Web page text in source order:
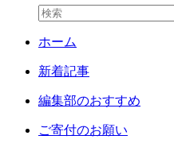
ホーム
新着記事
編集部のおすすめ
ご寄付のお願い